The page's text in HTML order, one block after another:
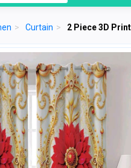
> Curtain > 2 Piece 3D